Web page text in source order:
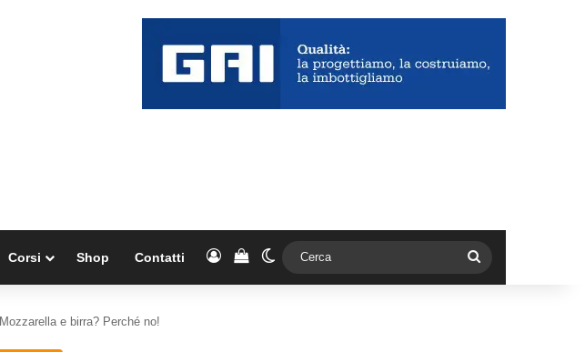
Corsi Shop Contatti AccediVedi il carrello
Cambia aspetto
Mozzarella e birra? Perché no!